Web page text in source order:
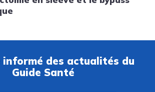
informé des actualités du
Guide Santé